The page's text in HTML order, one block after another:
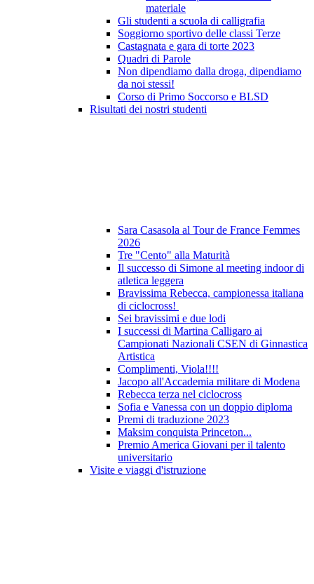
materiale
Gli studenti a scuola di calligrafia
Soggiorno sportivo delle classi Terze
Castagnata e gara di torte 2023
Quadri di Parole
Non dipendiamo dalla droga, dipendiamo
da noi stessi!
Corso di Primo Soccorso e BLSD
Risultati dei nostri studenti
Sara Casasola al Tour de France Femmes
2026
Tre "Cento" alla Maturità
Il successo di Simone al meeting indoor di
atletica leggera
Bravissima Rebecca, campionessa italiana
di ciclocross!
Sei bravissimi e due lodi
I successi di Martina Calligaro ai
Campionati Nazionali CSEN di Ginnastica
Artistica
Complimenti, Viola!!!!
Jacopo all'Accademia militare di Modena
Rebecca terza nel ciclocross
Sofia e Vanessa con un doppio diploma
Premi di traduzione 2023
Maksim conquista Princeton...
Premio America Giovani per il talento
universitario
Visite e viaggi d'istruzione